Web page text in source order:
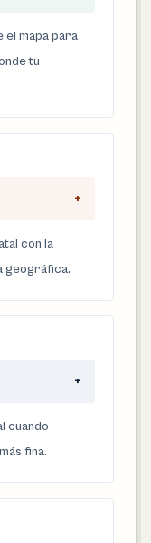
mapa para
tu
+
con la
geográfica.
+
cuando
fina.